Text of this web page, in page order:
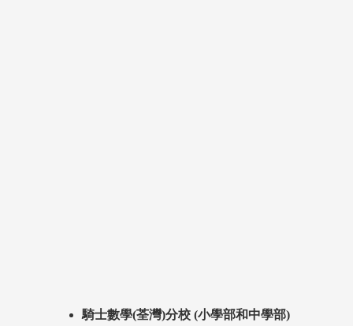
騎士數學(荃灣)分校 (小學部和中學部)